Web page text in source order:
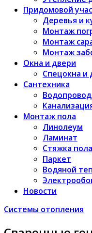
Придомовой
Деревья и
Монтаж
Монтаж
Монтаж
Окна и двери
Спецокна и
Сантехника
Водопровод
Монтаж пола
Линолеум
Ламинат
Стяжка пола
Паркет
Водяной
Новости
Системы отопления